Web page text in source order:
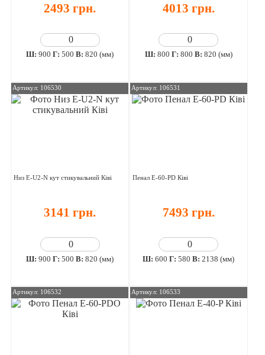
2493 грн.
Ш:900 Г:500 В:820 (мм)
4013 грн.
Ш: 800 Г: 800 В: 820 (мм)
Артикул: 106530
Низ E-U2-N кут стикувальний Ківі
3141 грн.
Ш:900 Г:500 В:820 (мм)
Артикул: 106531
Пенал E-60-PD Ківі
7493 грн.
Ш:600 Г:580 В:2138 (мм)
Артикул: 106532 Артикул: 106533